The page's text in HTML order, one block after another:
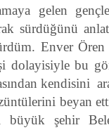
gelen
sürdüğünü
Enver
bu
kendisini
beyan
şehir